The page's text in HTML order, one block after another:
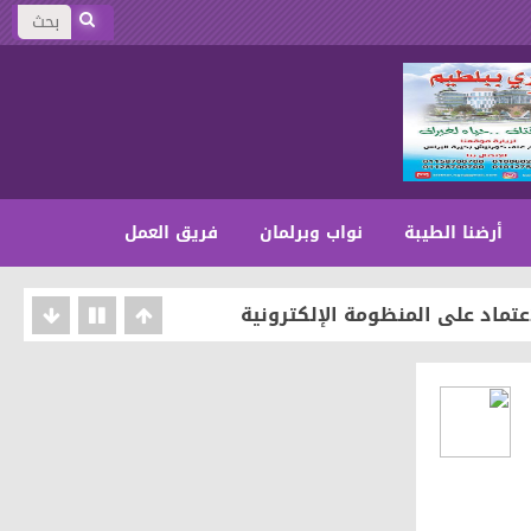
أرضنا الطيبة نواب وبرلمان فريق العمل
على المنظومة الإلكترونية